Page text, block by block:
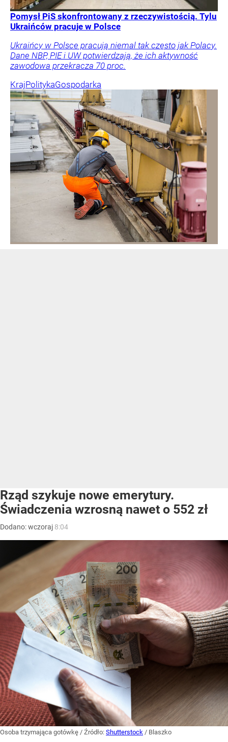
Pomysł PiS skonfrontowany z rzeczywistością. Tylu
Ukraińców pracuje w Polsce
Ukraińcy w Polsce pracują niemal tak często jak Polacy.
Dane NBP, PIE i UW potwierdzają, że ich aktywność
zawodowa przekracza 70 proc.
KrajPolitykaGospodarka
Rząd szykuje nowe emerytury.
Świadczenia wzrosną nawet o 552 zł
Dodano:wczoraj 8:04
Osoba trzymająca gotówkę / Źródło: Shutterstock / Blaszko